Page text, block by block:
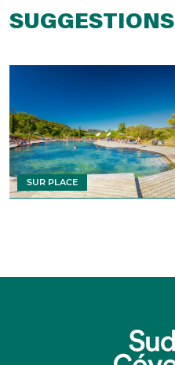
SUGGESTIONS
SUR PLACE